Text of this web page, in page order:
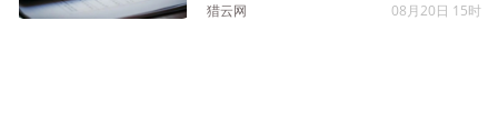
猎云网 08月20日 15时